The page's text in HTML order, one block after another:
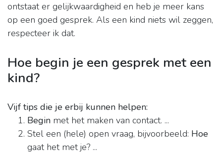
ontstaat er gelijkwaardigheid en heb je meer kans
op een goed gesprek. Als een kind niets wil zeggen,
respecteer ik dat.
Hoe begin je een gesprek met een
kind?
Vijf tips die je erbij kunnen helpen:
Begin met het maken van contact. ...
Stel een (hele) open vraag, bijvoorbeeld: Hoe
gaat het met je? ...